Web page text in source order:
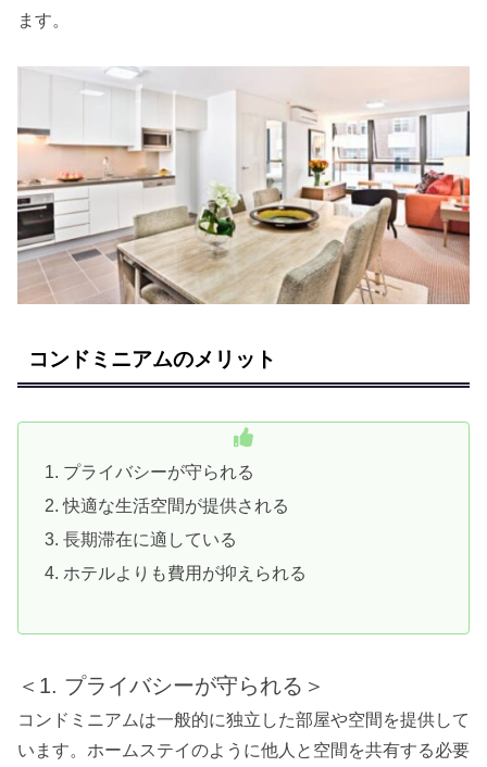
ます。
コンドミニアムのメリット
プライバシーが守られる
快適な生活空間が提供される
長期滞在に適している
ホテルよりも費用が抑えられる
＜1. プライバシーが守られる＞
コンドミニアムは一般的に独立した部屋や空間を提供して
います。ホームステイのように他人と空間を共有する必要